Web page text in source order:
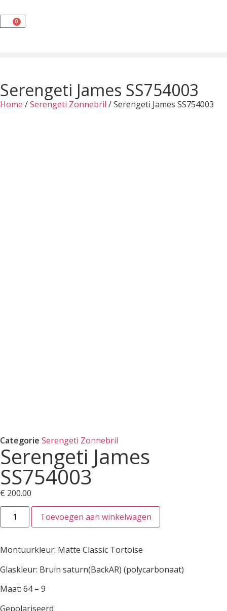
0
Serengeti James SS754003
Home /Serengeti Zonnebril / Serengeti James SS754003
Categorie Serengeti Zonnebril
Serengeti James
SS754003
€ 200.00
Toevoegen aan winkelwagen
Montuurkleur: Matte Classic Tortoise
Glaskleur: Bruin saturn(BackAR) (polycarbonaat)
Maat: 64 – 9
Gepolariseerd